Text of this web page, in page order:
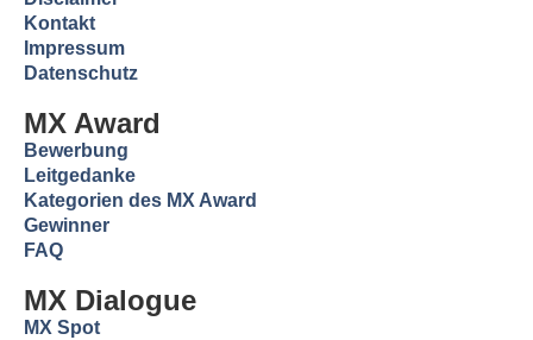
Kontakt
Impressum
Datenschutz
MX Award
Bewerbung
Leitgedanke
Kategorien des MX Award
Gewinner
FAQ
MX Dialogue
MX Spot